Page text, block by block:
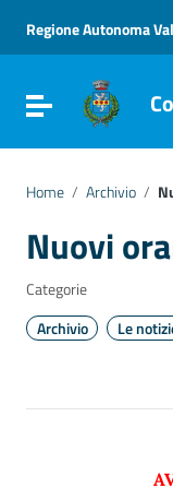
Vai al menu di
Vai al footer
Regione Autonoma
Attiva / disattiva
Home / Archivio /
Nuovi
Categorie
Archivio
Le